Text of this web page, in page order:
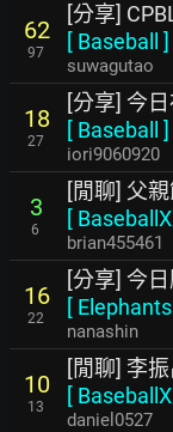
62
97
[分享]
[ Baseball ]
suwagutao
18
27
[分享] 今
[ Baseball ]
iori9060920
3
6
[閒聊] 父
[
brian455461
16
22
[分享] 今
[ Elephants
nanashin
10
13
[閒聊] 李振
[
daniel0527